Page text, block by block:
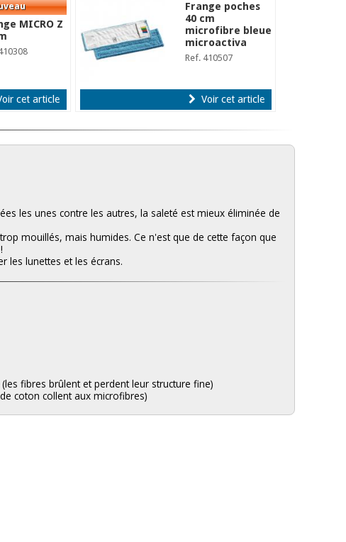
MICRO Z
cet article
Frange poches
40 cm
microfibre bleue
microactiva
Ref. 410507
Voir cet article
les unes contre les autres, la saleté est mieux éliminée de
mouillés, mais humides. Ce n'est que de cette façon que
les lunettes et les écrans.
fibres brûlent et perdent leur structure fine)
coton collent aux microfibres)